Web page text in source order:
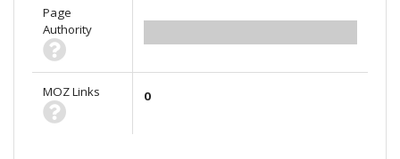
Page
Authority
MOZ Links 0